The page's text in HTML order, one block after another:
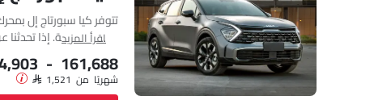
4670 MM وعرضها 1865 MM وقاعدة عجلاتها 2755 MM.
اقرأ المزيد
- 161,688
شهريًا من SAR 1,521